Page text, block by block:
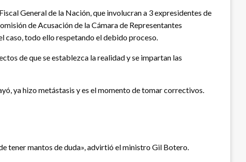
General de la Nación, que involucran a 3 expresidentes de
de Acusación de la Cámara de Representantes
caso, todo ello respetando el debido proceso.
de que se establezca la realidad y se impartan las
ya hizo metástasis y es el momento de tomar correctivos.
tener mantos de duda», advirtió el ministro Gil Botero.